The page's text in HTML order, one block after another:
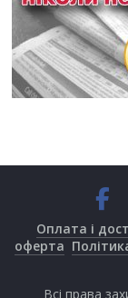
Оплата і
оферта
Всі права